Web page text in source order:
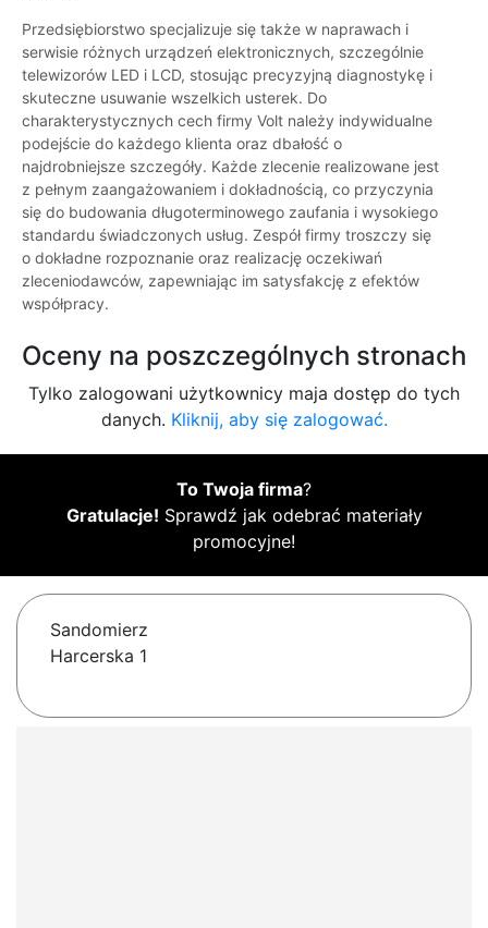
Przedsiębiorstwo specjalizuje się także w naprawach i
serwisie różnych urządzeń elektronicznych, szczególnie
telewizorów LED i LCD, stosując precyzyjną diagnostykę i
skuteczne usuwanie wszelkich usterek. Do
charakterystycznych cech firmy Volt należy indywidualne
podejście do każdego klienta oraz dbałość o
najdrobniejsze szczegóły. Każde zlecenie realizowane jest
z pełnym zaangażowaniem i dokładnością, co przyczynia
się do budowania długoterminowego zaufania i wysokiego
standardu świadczonych usług. Zespół firmy troszczy się
o dokładne rozpoznanie oraz realizację oczekiwań
zleceniodawców, zapewniając im satysfakcję z efektów
współpracy.
Oceny na poszczególnych stronach
Tylko zalogowani użytkownicy maja dostęp do tych
danych. Kliknij, aby się zalogować.
To Twoja firma?
Gratulacje! Sprawdź jak odebrać materiały
promocyjne!
Sandomierz
Harcerska 1